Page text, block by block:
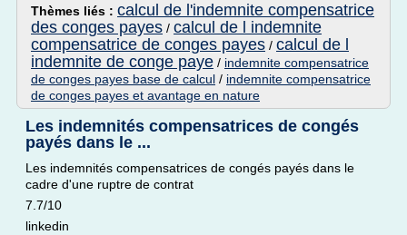
Thèmes liés : calcul de l'indemnite compensatrice
des conges payes / calcul de l indemnite
compensatrice de conges payes / calcul de l
indemnite de conge paye / indemnite compensatrice
de conges payes base de calcul / indemnite compensatrice
de conges payes et avantage en nature
Les indemnités compensatrices de congés
payés dans le ...
Les indemnités compensatrices de congés payés dans le
cadre d'une ruptre de contrat
7.7/10
linkedin